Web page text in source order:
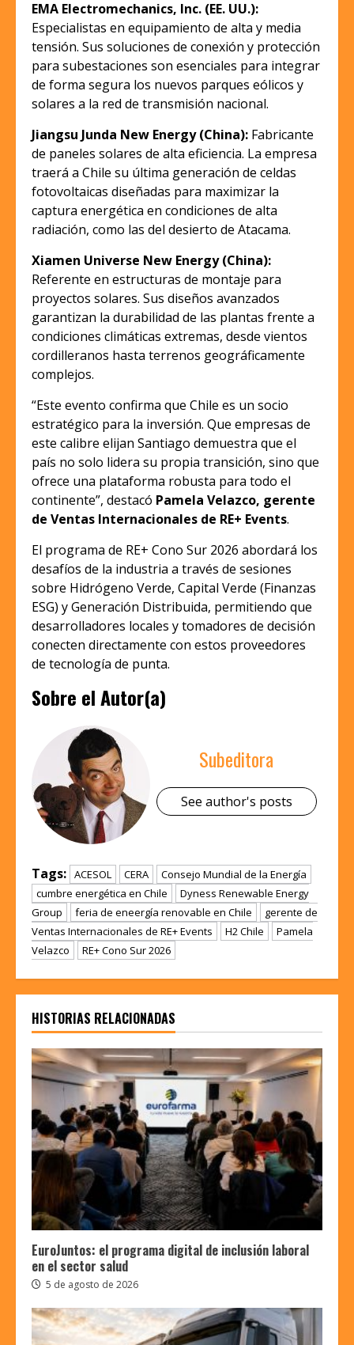
EMA Electromechanics, Inc. (EE. UU.):
Especialistas en equipamiento de alta y media
tensión. Sus soluciones de conexión y protección
para subestaciones son esenciales para integrar
de forma segura los nuevos parques eólicos y
solares a la red de transmisión nacional.
Jiangsu Junda New Energy (China): Fabricante
de paneles solares de alta eficiencia. La empresa
traerá a Chile su última generación de celdas
fotovoltaicas diseñadas para maximizar la
captura energética en condiciones de alta
radiación, como las del desierto de Atacama.
Xiamen Universe New Energy (China):
Referente en estructuras de montaje para
proyectos solares. Sus diseños avanzados
garantizan la durabilidad de las plantas frente a
condiciones climáticas extremas, desde vientos
cordilleranos hasta terrenos geográficamente
complejos.
“Este evento confirma que Chile es un socio
estratégico para la inversión. Que empresas de
este calibre elijan Santiago demuestra que el
país no solo lidera su propia transición, sino que
ofrece una plataforma robusta para todo el
continente”, destacó Pamela Velazco, gerente
de Ventas Internacionales de RE+ Events.
El programa de RE+ Cono Sur 2026 abordará los
desafíos de la industria a través de sesiones
sobre Hidrógeno Verde, Capital Verde (Finanzas
ESG) y Generación Distribuida, permitiendo que
desarrolladores locales y tomadores de decisión
conecten directamente con estos proveedores
de tecnología de punta.
Sobre el Autor(a)
Subeditora
See author's posts
Tags: ACESOL CERA
Consejo Mundial de la Energía
cumbre energética en Chile
Dyness Renewable Energy
Group
feria de eneergía renovable en Chile
gerente de
Ventas Internacionales de RE+ Events
H2 Chile
Pamela
Velazco
RE+ Cono Sur 2026
HISTORIAS RELACIONADAS
EuroJuntos: el programa digital de inclusión laboral
en el sector salud
5 de agosto de 2026